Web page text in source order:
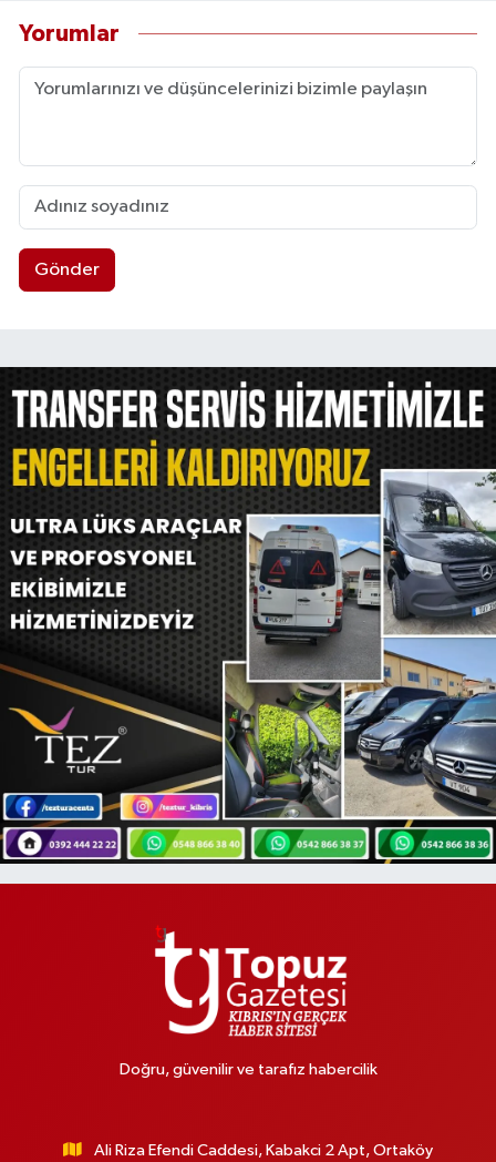
Yorumlar
Gönder
Doğru, güvenilir ve tarafız habercilik
Ali Riza Efendi Caddesi, Kabakci 2 Apt, Ortaköy